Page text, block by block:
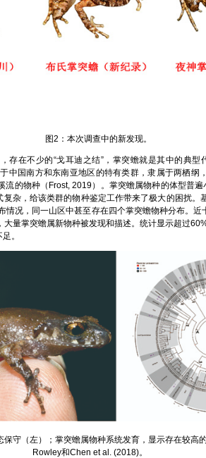
图2：本次调查中的新发现。
在不少的“戈耳迪之结”，掌突蟾就是其中的典型
中国南方和东南亚地区的特有类群，隶属于两栖纲
流的物种（Frost, 2019）。掌突蟾属物种的体型普
杂，给该类群的物种鉴定工作带来了极大的困扰。
况，同一山区中甚至存在四个掌突蟾物种分布。近
量掌突蟾属新物种被发现和描述。统计显示超过
。
（左）；掌突蟾属物种系统发育，显示存在较高
Rowley和Chen et al. (2018)。